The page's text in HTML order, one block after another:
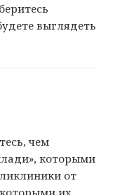
выглядеть
чем
которыми
от
их